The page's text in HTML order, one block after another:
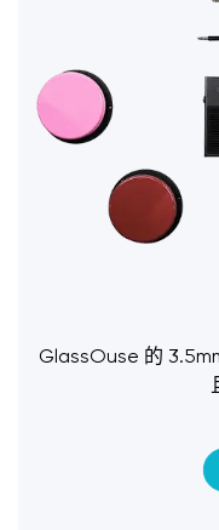
GlassOuse 的